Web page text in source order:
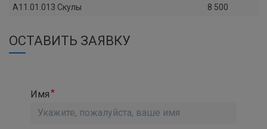
А11.01.013 Скулы
8 500
ОСТАВИТЬ ЗАЯВКУ